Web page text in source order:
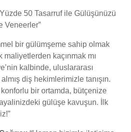
50 Tasarruf ile Gülüşünüzü
Veneerler”
bir gülümşeme sahip olmak
kaçınmak mı
kalbinde, uluslararası
diş hekimlerimizle tanışın.
bir ortamda, bütçenize
gülüşe kavuşun. İlk